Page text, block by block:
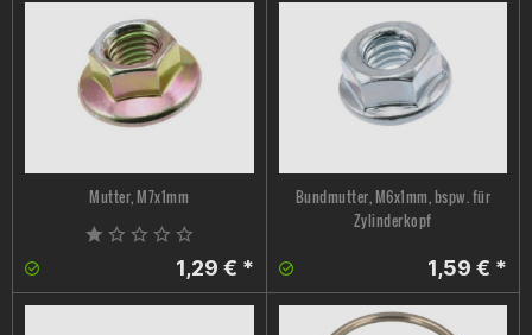
Mutter, M7x1mm
1,29 € *
Bundmutter, M6x1mm, bspw. für
Zylinderkopf
1,59 € *